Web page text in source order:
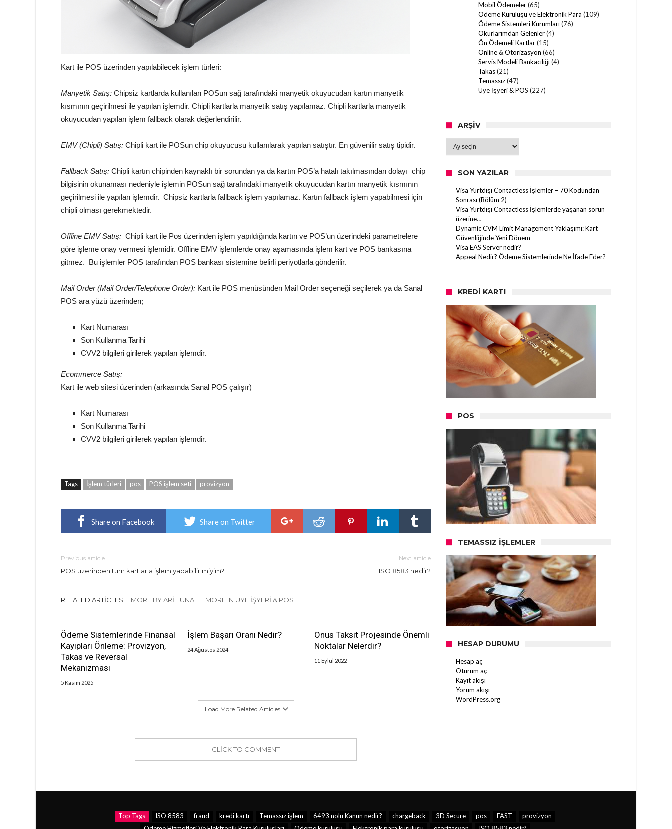
Kart ile POS üzerinden yapılabilecek işlem türleri:
Manyetik Satış: Chipsiz kartlarda kullanılan POSun sağ tarafındaki manyetik okuyucudan kartın manyetik
kısmının geçirilmesi ile yapılan işlemdir. Chipli kartlarla manyetik satış yapılamaz. Chipli kartlarla manyetik
okuyucudan yapılan işlem fallback olarak değerlendirilir.
EMV (Chipli) Satış: Chipli kart ile POSun chip okuyucusu kullanılarak yapılan satıştır. En güvenilir satış tipidir.
Fallback Satış: Chipli kartın chipinden kaynaklı bir sorundan ya da kartın POS’a hatalı takılmasından dolayı chip
bilgisinin okunaması nedeniyle işlemin POSun sağ tarafındaki manyetik okuyucudan kartın manyetik kısmının
geçirilmesi ile yapılan işlemdir. Chipsiz kartlarla fallback işlem yapılamaz. Kartın fallback işlem yapabilmesi için
chipli olması gerekmektedir.
Offline EMV Satış: Chipli kart ile Pos üzerinden işlem yapıldığında kartın ve POS’un üzerindeki parametrelere
göre işleme onay vermesi işlemidir. Offline EMV işlemlerde onay aşamasında işlem kart ve POS bankasına
gitmez. Bu işlemler POS tarafından POS bankası sistemine belirli periyotlarla gönderilir.
Mail Order (Mail Order/Telephone Order): Kart ile POS menüsünden Mail Order seçeneği seçilerek ya da Sanal
POS ara yüzü üzerinden;
Kart Numarası
Son Kullanma Tarihi
CVV2 bilgileri girilerek yapılan işlemdir.
Ecommerce Satış:
Kart ile web sitesi üzerinden (arkasında Sanal POS çalışır)
Kart Numarası
Son Kullanma Tarihi
CVV2 bilgileri girilerek yapılan işlemdir.
Tags İşlem türleri pos POS işlem seti provizyon
Share on Facebook Share on Twitter
Previous article
POS üzerinden tüm kartlarla işlem yapabilir miyim?
Next article
ISO 8583 nedir?
RELATED ARTICLES MORE BY ARIF ÜNAL MORE IN ÜYE İŞYERI & POS
Ödeme Sistemlerinde Finansal
Kayıpları Önleme: Provizyon,
Takas ve Reversal
Mekanizması
5 Kasım 2025
İşlem Başarı Oranı Nedir?
24 Ağustos 2024
Onus Taksit Projesinde Önemli
Noktalar Nelerdir?
11 Eylül 2022
Load More Related Articles
CLICK TO COMMENT
Mobil Ödemeler(65)
Ödeme Kuruluşu ve Elektronik Para (109)
Ödeme Sistemleri Kurumları (76)
Okurlarımdan Gelenler(4)
Ön Ödemeli Kartlar(15)
Online & Otorizasyon (66)
Servis Modeli Bankacılığı (4)
Takas(21)
Temassız(47)
Üye İşyeri & POS (227)
ARŞIV
SON YAZILAR
Visa Yurtdışı Contactless İşlemler – 70 Kodundan
Sonrası (Bölüm 2)
Visa Yurtdışı Contactless İşlemlerde yaşanan sorun
üzerine…
Dynamic CVM Limit Management Yaklaşımı: Kart
Güvenliğinde Yeni Dönem
Visa EAS Server nedir?
Appeal Nedir? Ödeme Sistemlerinde Ne İfade Eder?
KREDI KARTI
POS
TEMASSIZ İŞLEMLER
HESAP DURUMU
Hesap aç
Oturum aç
Kayıt akışı
Yorum akışı
WordPress.org
Top Tags ISO 8583 fraud kredi kartı Temassız işlem 6493 nolu Kanun nedir? chargeback 3D Secure pos FAST
provizyon